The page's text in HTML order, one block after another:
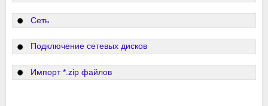
Сеть
Подключение сетевых дисков
Импорт *.zip файлов